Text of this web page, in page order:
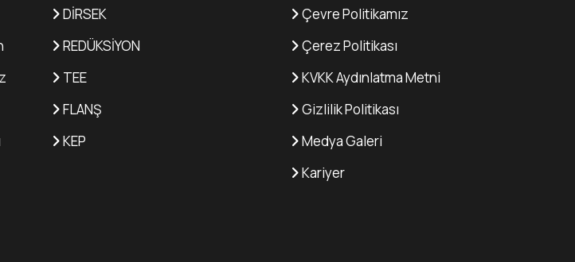
DİRSEK
REDÜKSİYON
TEE
FLANŞ
KEP
Çevre Politikamız
Çerez Politikası
KVKK Aydınlatma Metni
Gizlilik Politikası
Medya Galeri
Kariyer